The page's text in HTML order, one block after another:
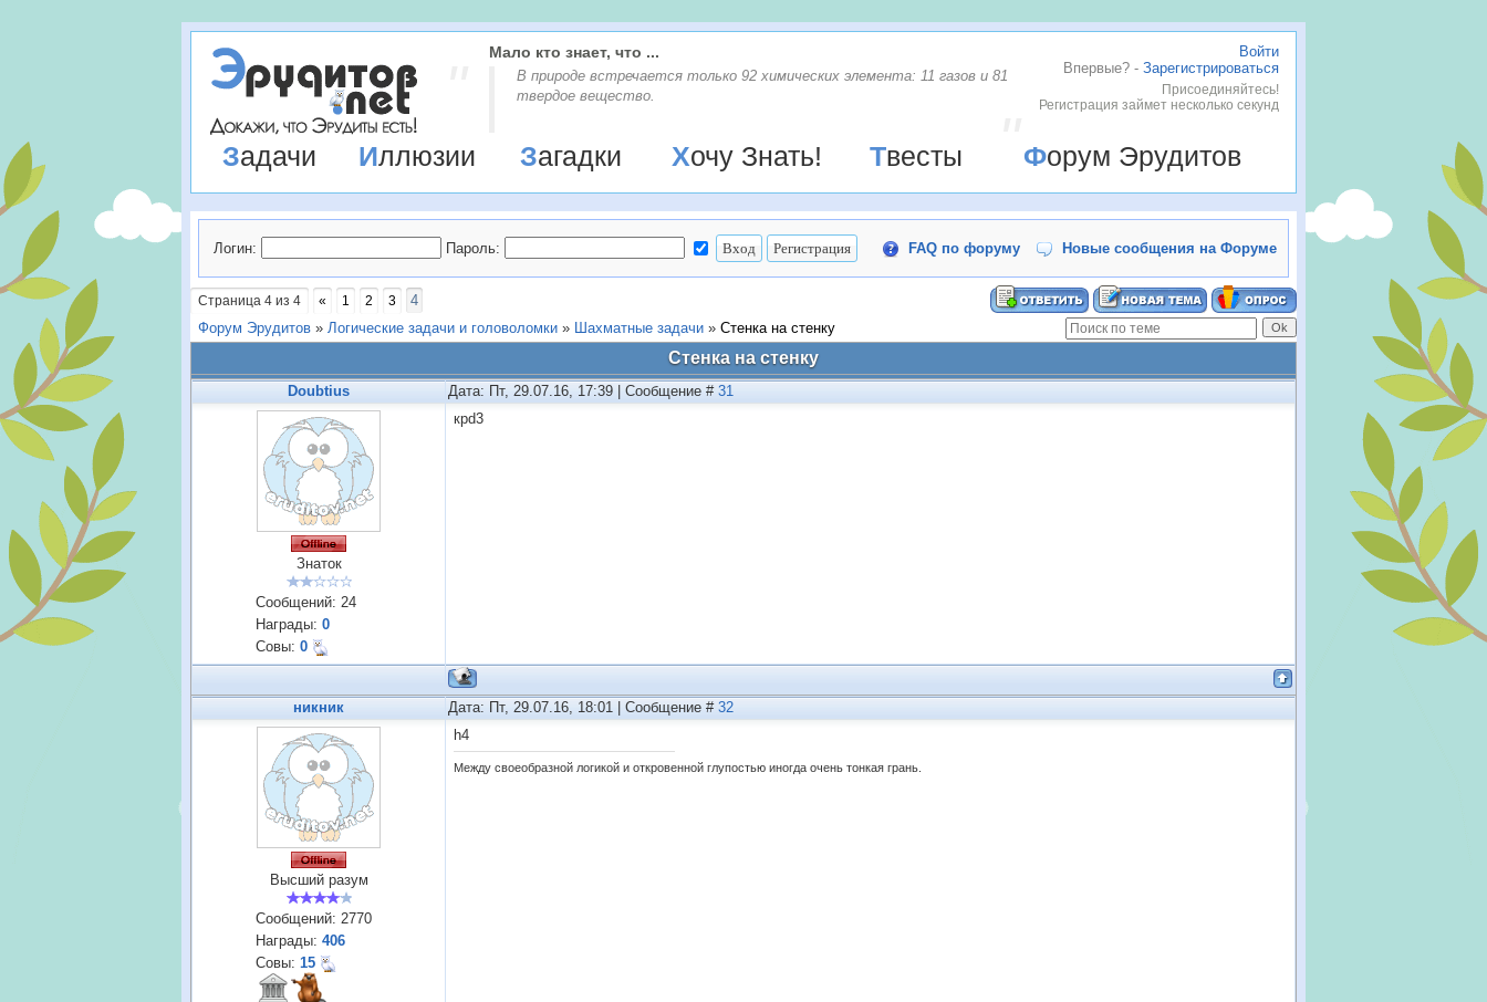
Войти
Впервые? - Зарегистрироваться
Присоединяйтесь!
Регистрация займет несколько секунд
Мало кто знает, что ...
В природе встречается только 92 химических элемента: 11 газов и 81
твердое вещество.
Задачи Иллюзии Загадки Хочу Знать! Твесты Форум Эрудитов
Логин: Пароль: FAQ по форуму Новые сообщения на Форуме
Страница 4 из 4 « 1 2 3
4
Форум Эрудитов » Логические задачи и головоломки » Шахматные задачи » Стенка на стенку
Стенка на стенку
Doubtius Дата: Пт, 29.07.16, 17:39 | Сообщение # 31
Знаток
Сообщений: 24
Награды: 0
Совы: 0
крd3
никник Дата: Пт, 29.07.16, 18:01 | Сообщение # 32
Высший разум
Сообщений: 2770
Награды: 406
Совы: 15
h4
Между своеобразной логикой и откровенной глупостью иногда очень тонкая грань.